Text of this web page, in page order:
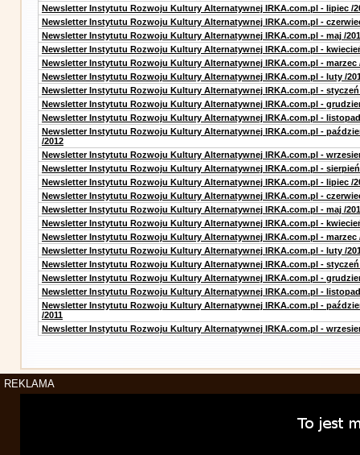
Newsletter Instytutu Rozwoju Kultury Alternatywnej IRKA.com.pl - lipiec /
Newsletter Instytutu Rozwoju Kultury Alternatywnej IRKA.com.pl -
Newsletter Instytutu Rozwoju Kultury Alternatywnej IRKA.com.pl - maj /
Newsletter Instytutu Rozwoju Kultury Alternatywnej IRKA.com.pl -
Newsletter Instytutu Rozwoju Kultury Alternatywnej IRKA.com.pl - marzec
Newsletter Instytutu Rozwoju Kultury Alternatywnej IRKA.com.pl - luty /
Newsletter Instytutu Rozwoju Kultury Alternatywnej IRKA.com.pl - styczeń
Newsletter Instytutu Rozwoju Kultury Alternatywnej IRKA.com.pl -
Newsletter Instytutu Rozwoju Kultury Alternatywnej IRKA.com.pl - listopad
Newsletter Instytutu Rozwoju Kultury Alternatywnej IRKA.com.pl -
/2012
Newsletter Instytutu Rozwoju Kultury Alternatywnej IRKA.com.pl -
Newsletter Instytutu Rozwoju Kultury Alternatywnej IRKA.com.pl - sierpień
Newsletter Instytutu Rozwoju Kultury Alternatywnej IRKA.com.pl - lipiec /
Newsletter Instytutu Rozwoju Kultury Alternatywnej IRKA.com.pl -
Newsletter Instytutu Rozwoju Kultury Alternatywnej IRKA.com.pl - maj /
Newsletter Instytutu Rozwoju Kultury Alternatywnej IRKA.com.pl -
Newsletter Instytutu Rozwoju Kultury Alternatywnej IRKA.com.pl - marzec
Newsletter Instytutu Rozwoju Kultury Alternatywnej IRKA.com.pl - luty /
Newsletter Instytutu Rozwoju Kultury Alternatywnej IRKA.com.pl - styczeń
Newsletter Instytutu Rozwoju Kultury Alternatywnej IRKA.com.pl -
Newsletter Instytutu Rozwoju Kultury Alternatywnej IRKA.com.pl - listopad
Newsletter Instytutu Rozwoju Kultury Alternatywnej IRKA.com.pl -
/2011
Newsletter Instytutu Rozwoju Kultury Alternatywnej IRKA.com.pl -
REKLAMA